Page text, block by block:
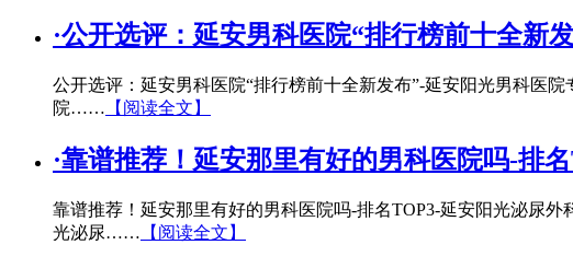
·公开选评：延安男科医院“排行榜前十全新
公开选评：延安男科医院“排行榜前十全新发布”-延安阳光男科医
院…… 【阅读全文】
·靠谱推荐！延安那里有好的男科医院吗-排
靠谱推荐！延安那里有好的男科医院吗-排名TOP3-延安阳光泌尿
光泌尿…… 【阅读全文】